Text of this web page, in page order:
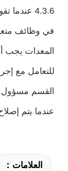
4.3.6
في وظائف
المعدات يجب
للتعامل مع
القسم مسؤول
عندما يتم
العلامات：